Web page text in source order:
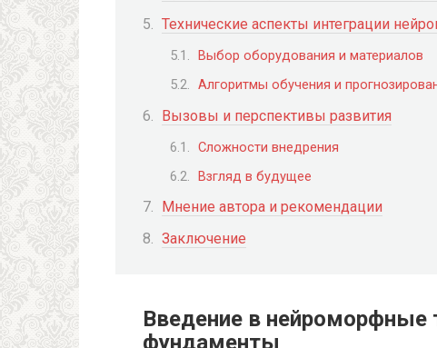
Технические аспекты интеграции
Выбор оборудования и материалов
Алгоритмы обучения и
Вызовы и перспективы развития
Сложности внедрения
Взгляд в будущее
Мнение автора и рекомендации
Заключение
Введение в нейроморфные
фундаменты